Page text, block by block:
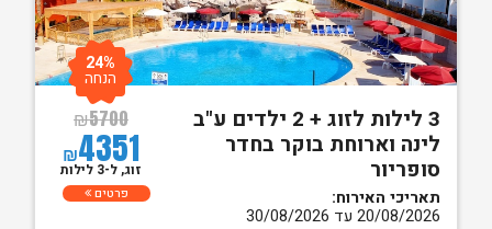
3 לילות לזוג + 2 ילדים ע"ב
לינה וארוחת בוקר בחדר
סופריור
תאריכי האירוח:
20/08/2026 עד 30/08/2026
₪5700
₪4351
24%
הנחה
זוג, ל-3 לילות
פרטים